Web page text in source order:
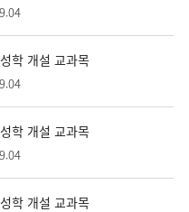
학 개설 교과목
학 개설 교과목
학 개설 교과목